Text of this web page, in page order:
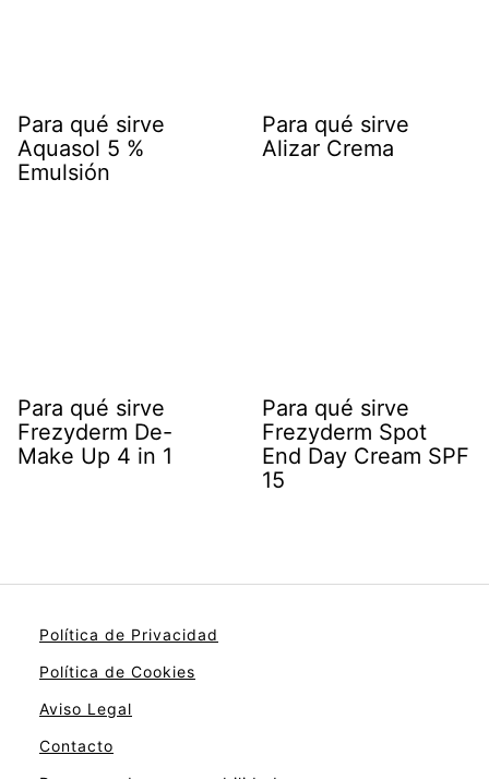
Para qué sirve
Aquasol 5 %
Emulsión
Para qué sirve
Alizar Crema
Para qué sirve
Frezyderm De-
Make Up 4 in 1
Para qué sirve
Frezyderm Spot
End Day Cream SPF
15
Política de Privacidad
Política de Cookies
Aviso Legal
Contacto